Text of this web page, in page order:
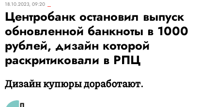
18.10.2023, 09:20
Центробанк остановил выпуск
обновленной банкноты в 1000
рублей, дизайн которой
раскритиковали в РПЦ
Дизайн купюры доработают.